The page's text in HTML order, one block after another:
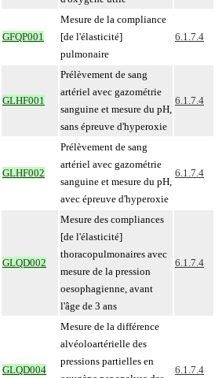
GFQP001
Mesure de la compliance
[de l'élasticité]
pulmonaire
6.1.7.4
GLHF001
Prélèvement de sang
artériel avec gazométrie
sanguine et mesure du pH,
sans épreuve d'hyperoxie
6.1.7.4
GLHF002
Prélèvement de sang
artériel avec gazométrie
sanguine et mesure du pH,
avec épreuve d'hyperoxie
6.1.7.4
GLQD002
Mesure des compliances
[de l'élasticité]
thoracopulmonaires avec
mesure de la pression
oesophagienne, avant
l'âge de 3 ans
6.1.7.4
GLQD004
Mesure de la différence
alvéoloartérielle des
pressions partielles en
6.1.7.4